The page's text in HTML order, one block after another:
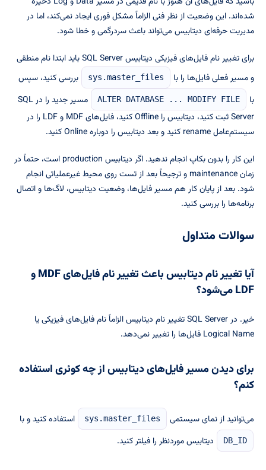
شده‌اند. این وضعیت از نظر فنی الزاماً مشکل فوری ایجاد نمی‌کند، اما در
مدیریت حرفه‌ای دیتابیس می‌تواند باعث سردرگمی و خطا شود.
برای تغییر نام فایل‌های فیزیکی دیتابیس SQL Server باید ابتدا نام منطقی
و مسیر فعلی فایل‌ها را با
sys.master_files
بررسی کنید، سپس
با
ALTER DATABASE ... MODIFY FILE
مسیر جدید را در SQL
Server ثبت کنید، دیتابیس را Offline کنید، فایل‌های MDF و LDF را در
سیستم‌عامل rename کنید و بعد دیتابیس را دوباره Online کنید.
این کار را بدون بکاپ انجام ندهید. اگر دیتابیس production است، حتماً در
زمان maintenance و ترجیحاً بعد از تست روی محیط غیرعملیاتی انجام
شود. بعد از پایان کار هم مسیر فایل‌ها، وضعیت دیتابیس، لاگ‌ها و اتصال
برنامه‌ها را بررسی کنید.
سوالات متداول
آیا تغییر نام دیتابیس باعث تغییر نام فایل‌های MDF و
LDF می‌شود؟
خیر. در SQL Server تغییر نام دیتابیس الزاماً نام فایل‌های فیزیکی یا
Logical Name فایل‌ها را تغییر نمی‌دهد.
برای دیدن مسیر فایل‌های دیتابیس از چه کوئری استفاده
کنم؟
می‌توانید از نمای سیستمی sys.master_files استفاده کنید و با
DB_ID دیتابیس موردنظر را فیلتر کنید.